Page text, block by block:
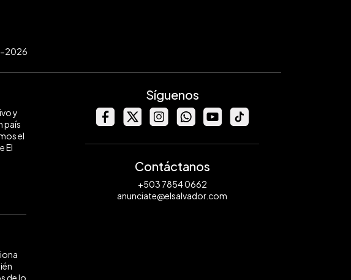
2026
y
país
el
El
de lo
Síguenos
Contáctanos
+503 7854 0662
anunciate@elsalvador.com